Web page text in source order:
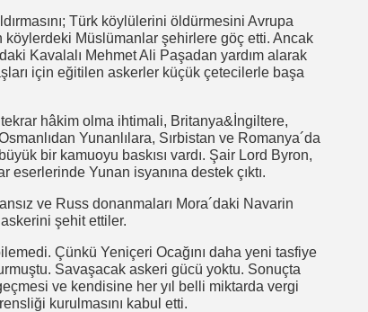
Türk köylülerini öldürmesini Avrupa
köylerdeki Müslümanlar şehirlere göç etti. Ancak
Kavalalı Mehmet Ali Paşadan yardım alarak
için eğitilen askerler küçük çetecilerle başa
tekrar hâkim olma ihtimali, Britanya&İngiltere,
Yunanlılara, Sırbistan ve Romanya´da
bir kamuoyu baskısı vardı. Şair Lord Byron,
Yunan isyanına destek çıktı.
ve Russ donanmaları Mora´daki Navarin
şehit ettiler.
Çünkü Yeniçeri Ocağını daha yeni tasfiye
Savaşacak askeri gücü yoktu. Sonuçta
ve kendisine her yıl belli miktarda vergi
kurulmasını kabul etti.